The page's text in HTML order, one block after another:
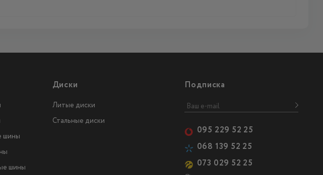
шины
шины
Диски
Литые диски
Стальные диски
Подписка
095 229 52 25
068 139 52 25
073 029 52 25